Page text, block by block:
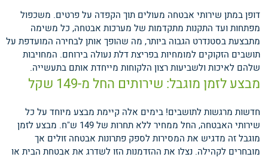
דופן במתן שירותי אבטחה מעולים תוך הקפדה על פרטים. משכפול
מפתחות ועד התקנות מתקדמות של מערכות אבטחה, כל משימה
מתבצעת בסטנדרט הגבוה ביותר, מה שהופך אותן לבחירה המועדפת על
תושבים הזקוקים למומחיות בפריצת דלת נעולה בירוחם. המחויבות
שלהם לאיכות ולשביעות רצון הלקוחות מייחדת אותם בתעשייה.
מבצע לזמן מוגבל: שירותים החל מ-149 שקל
חדשות מרגשות לתושבים! בימים אלה קיימת מבצע מיוחד על כל
שירותי האבטחה, החל ממחיר ללא תחרות של 149 ש"ח. מבצע לזמן
מוגבל זה מדגיש את המסירות לספק פתרונות אבטחה זולים אך
מובחרים לקהילה. נצלו את ההזדמנות הזו לשדרג את אבטחת הבית או